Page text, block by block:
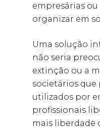
empresárias
organizar em
Uma solução
não seria
extinção ou a
societários que
utilizados por
profissionais
mais liberdade